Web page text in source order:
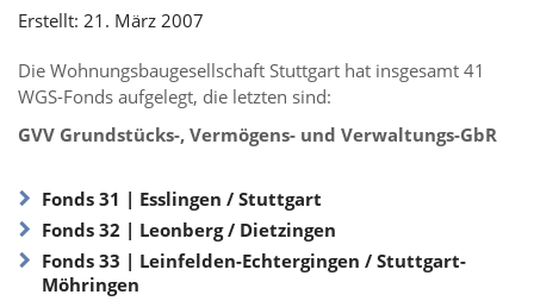
Erstellt: 21. März 2007
Die Wohnungsbaugesellschaft Stuttgart hat insgesamt 41
WGS-Fonds aufgelegt, die letzten sind:
GVV Grundstücks-, Vermögens- und Verwaltungs-GbR
Fonds 31 | Esslingen / Stuttgart
Fonds 32 | Leonberg / Dietzingen
Fonds 33 | Leinfelden-Echtergingen / Stuttgart-
Möhringen